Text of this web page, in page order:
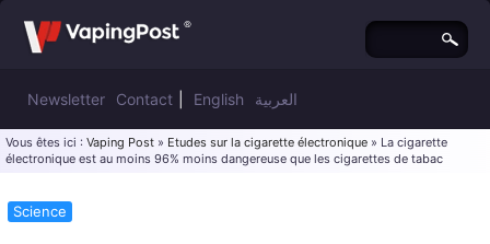
Newsletter Contact English العربية
Vous êtes ici : Vaping Post » Etudes sur la cigarette électronique » La cigarette
électronique est au moins 96% moins dangereuse que les cigarettes de tabac
Science